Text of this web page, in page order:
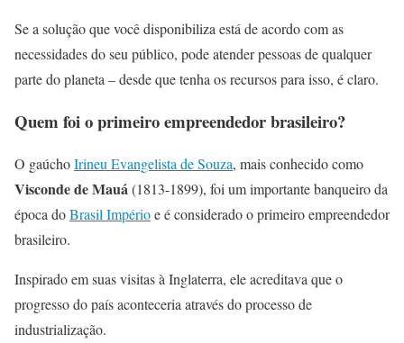
Se a solução que você disponibiliza está de acordo com as
necessidades do seu público, pode atender pessoas de qualquer
parte do planeta – desde que tenha os recursos para isso, é claro.
Quem foi o primeiro empreendedor brasileiro?
O gaúchoIrineu Evangelista de Souza, mais conhecido como
Visconde de Mauá(1813-1899), foi um importante banqueiro da
época doBrasil Impérioe é considerado o primeiro empreendedor
brasileiro.
Inspirado em suas visitas à Inglaterra, ele acreditava que o
progresso do país aconteceria através do processo de
industrialização.